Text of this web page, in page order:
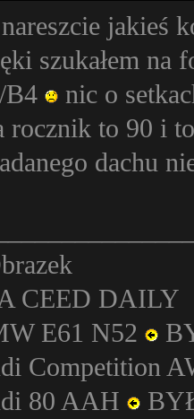
jakieś
szukałem na
B4
nic o
rocznik to 90 i
dachu
CEED DAILY
E61 N52
Competition
80 AAH